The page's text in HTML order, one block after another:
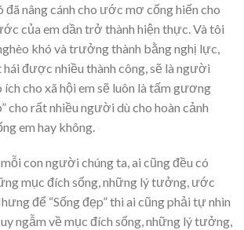
đã nâng cánh cho ước mơ cống hiến cho
của em dần trở thành hiện thực. Và tôi
khó và trưởng thành bằng nghị lực,
được nhiều thành công, sẽ là người
ích cho xã hội em sẽ luôn là tấm gương
cho rất nhiều người dù cho hoàn cảnh
em hay không.
con người chúng ta, ai cũng đều có
mục đích sống, những lý tưởng, ước
để “Sống đẹp” thì ai cũng phải tự nhìn
ngẫm về mục đích sống, những lý tưởng,